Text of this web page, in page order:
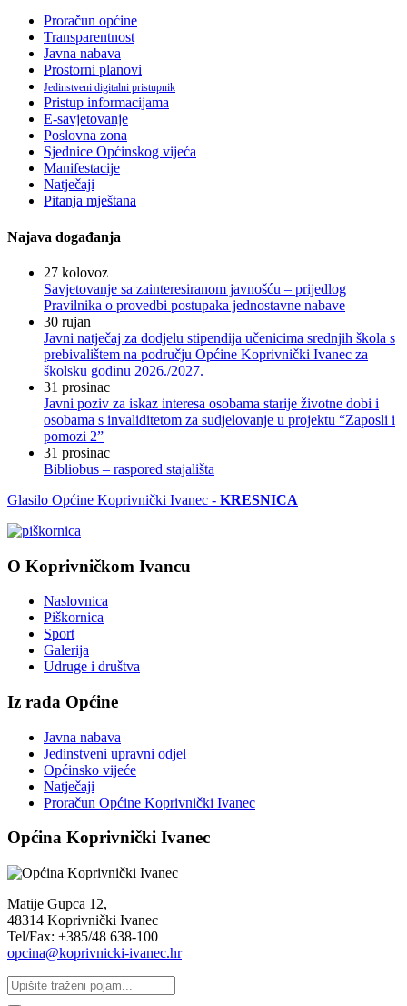
Proračun općine
Transparentnost
Javna nabava
Prostorni planovi
Jedinstveni digitalni pristupnik
Pristup informacijama
E-savjetovanje
Poslovna zona
Sjednice Općinskog vijeća
Manifestacije
Natječaji
Pitanja mještana
Najava događanja
27 kolovoz
Savjetovanje sa zainteresiranom javnošću – prijedlog
Pravilnika o provedbi postupaka jednostavne nabave
30 rujan
Javni natječaj za dodjelu stipendija učenicima srednjih škola s
prebivalištem na području Općine Koprivnički Ivanec za
školsku godinu 2026./2027.
31 prosinac
Javni poziv za iskaz interesa osobama starije životne dobi i
osobama s invaliditetom za sudjelovanje u projektu “Zaposli i
pomozi 2”
31 prosinac
Bibliobus – raspored stajališta
Glasilo Općine Koprivnički Ivanec - KRESNICA
O Koprivničkom Ivancu
Naslovnica
Piškornica
Sport
Galerija
Udruge i društva
Iz rada Općine
Javna nabava
Jedinstveni upravni odjel
Općinsko vijeće
Natječaji
Proračun Općine Koprivnički Ivanec
Općina Koprivnički Ivanec
Matije Gupca 12,
48314 Koprivnički Ivanec
Tel/Fax: +385/48 638-100
opcina@koprivnicki-ivanec.hr